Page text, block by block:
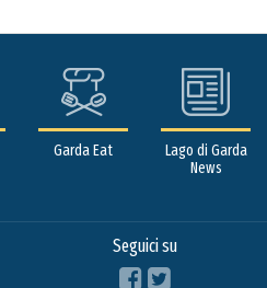
Garda Eat
Lago di Garda
News
Seguici su